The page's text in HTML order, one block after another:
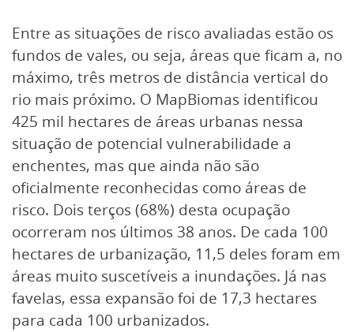
Entre as situações de risco avaliadas estão os
fundos de vales, ou seja, áreas que ficam a, no
máximo, três metros de distância vertical do
rio mais próximo. O MapBiomas identificou
425 mil hectares de áreas urbanas nessa
situação de potencial vulnerabilidade a
enchentes, mas que ainda não são
oficialmente reconhecidas como áreas de
risco. Dois terços (68%) desta ocupação
ocorreram nos últimos 38 anos. De cada 100
hectares de urbanização, 11,5 deles foram em
áreas muito suscetíveis a inundações. Já nas
favelas, essa expansão foi de 17,3 hectares
para cada 100 urbanizados.